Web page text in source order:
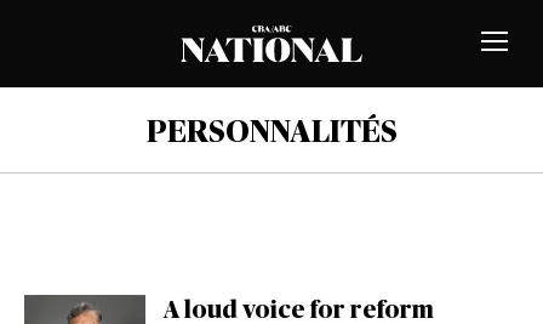
PERSONNALITÉS
A loud voice for reform